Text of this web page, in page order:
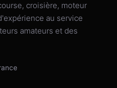
croisière, moteur
au service
amateurs et des